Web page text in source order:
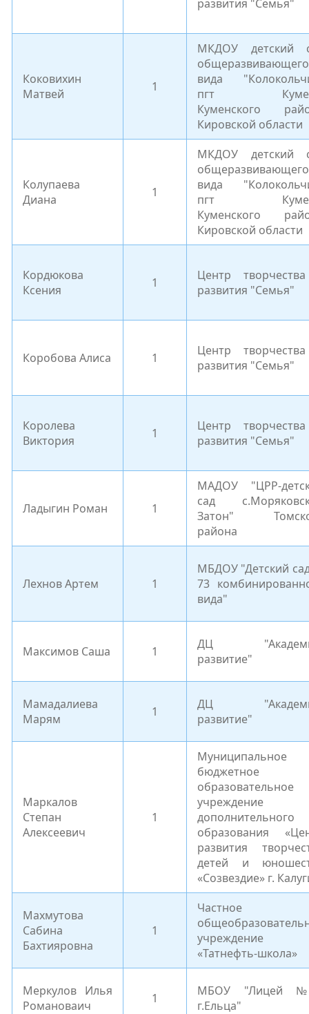
развития "Семья"
Коковихин
Матвей
1
МКДОУ детский
общеразвивающего
вида
пгт
Куменского
Кировской области
Колупаева
Диана
1
МКДОУ детский
общеразвивающего
вида
пгт
Куменского
Кировской области
Кордюкова
Ксения
1
Центр
развития "Семья"
Коробова Алиса 1
Центр
развития "Семья"
Королева
Виктория
1
Центр
развития "Семья"
Ладыгин Роман 1
МАДОУ "ЦРР-
сад
Затон"
района
Лехнов Артем 1
МБДОУ "Детский
73
вида"
Максимов Саша 1
ДЦ
развитие"
Мамадалиева
Марям
1
ДЦ
развитие"
Маркалов
Степан
Алексеевич
1
Муниципальное
бюджетное
образовательное
учреждение
дополнительного
образования
развития
детей и
«Созвездие» г.
Махмутова
Сабина
Бахтияровна
1
Частное
учреждение
«Татнефть-школа»
Меркулов Илья
Романоваич
1
МБОУ "Лицей
г.Ельца"